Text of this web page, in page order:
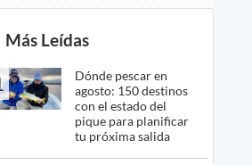
Más Leídas
Dónde pescar en
agosto: 150 destinos
con el estado del
pique para planificar
tu próxima salida